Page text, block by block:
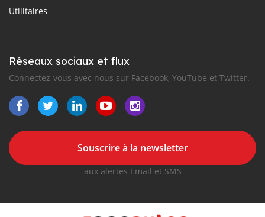
Utilitaires
Réseaux sociaux et flux
Connectez-vous avec nous sur Facebook, YouTube et Twitter.
Souscrire à la newsletter
aux alertes Email et SMS